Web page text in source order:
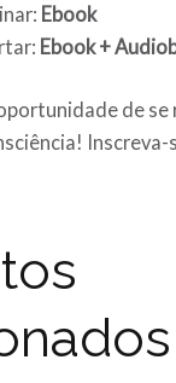
Ebook
Ebook +
de se
Inscreva-